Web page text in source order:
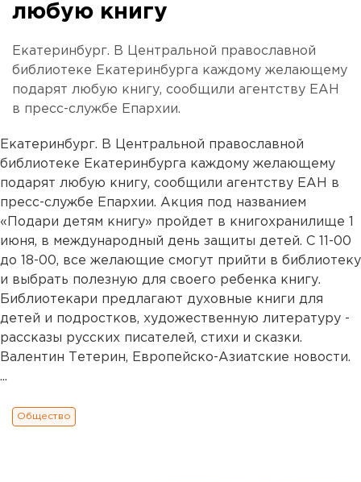
любую книгу
Екатеринбург. В Центральной православной
библиотеке Екатеринбурга каждому желающему
подарят любую книгу, сообщили агентству ЕАН
в пресс-службе Епархии.
Екатеринбург. В Центральной православной
библиотеке Екатеринбурга каждому желающему
подарят любую книгу, сообщили агентству ЕАН в
пресс-службе Епархии. Акция под названием
«Подари детям книгу» пройдет в книгохранилище 1
июня, в международный день защиты детей. С 11-00
до 18-00, все желающие смогут прийти в библиотеку
и выбрать полезную для своего ребенка книгу.
Библиотекари предлагают духовные книги для
детей и подростков, художественную литературу -
рассказы русских писателей, стихи и сказки.
Валентин Тетерин, Европейско-Азиатские новости.
...
Общество